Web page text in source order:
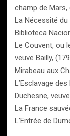
champ de Mars,
La Nécessité
Biblioteca
Le Couvent, ou
veuve Bailly,
Mirabeau aux
L’Esclavage
Duchesne,
La France
L’Entrée de